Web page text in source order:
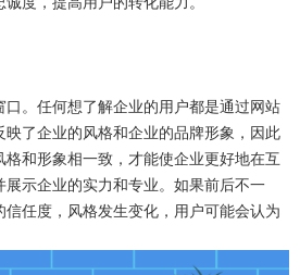
口。任何想了解企业的用户都是通过网站
映了企业的风格和企业的品牌形象，因此
和形象相一致，才能使企业更好地在互
示企业的实力和专业。如果前后不一
任度，风格发生变化，用户可能会认为